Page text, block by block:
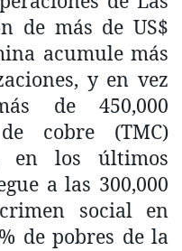
de más de US$
acumule más
y en vez
de 450,000
cobre (TMC)
en los últimos
a las 300,000
social en
de pobres de la